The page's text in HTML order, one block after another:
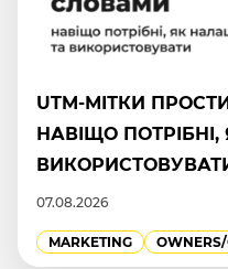
UTM-МІТКИ
НАВІЩО
07.08.2026
MARKETING